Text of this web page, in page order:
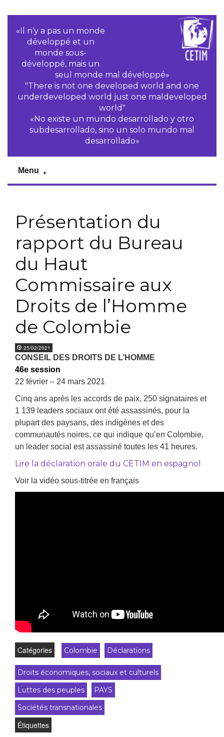
«Il n‘y a pas un monde
développé et un
monde sous-
développé, mais un
seul monde mal développé»
"There is not one developed world and one
underdeveloped world just one maldeveloped
world"
«No existe un mundo desarrollado y otro
subdesarrollado, sino un solo mundo mal
desarrollado»
Menu
Présentation du
rapport du Bureau
du Haut
Commissaire aux
Droits de l’Homme
de Colombie
25/02/2021
CONSEIL DES DROITS DE L’HOMME
46e session
22 février – 24 mars 2021
Cinq ans après les accords de paix, 250 signataires et
1 139 leaders sociaux ont été assassinés, pour la
plupart des paysans, des indigènes et des
communautés noires, ce qui indique qu’en Colombie,
un leader social est assassiné toutes les 41 heures.
Lire la déclaration orale du CETIM en espagnol
Voir la vidéo sous-titrée en français
Catégories Colombie Déclarations
Droits économiques, sociaux et culturels
Luttes des peuples
PAYS
Sociétés transnationales
Étiquettes